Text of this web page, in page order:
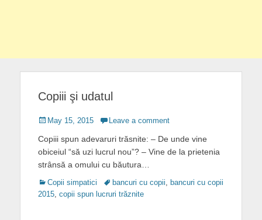
Copiii şi udatul
Posted
May 15, 2015 Leave a comment
Copiii spun adevaruri trăsnite: – De unde vine
obiceiul “să uzi lucrul nou”? – Vine de la prietenia
strânsă a omului cu băutura…
Categories
Copii simpatici Tagsbancuri cu copii, bancuri cu copii
2015, copii spun lucruri trăznite